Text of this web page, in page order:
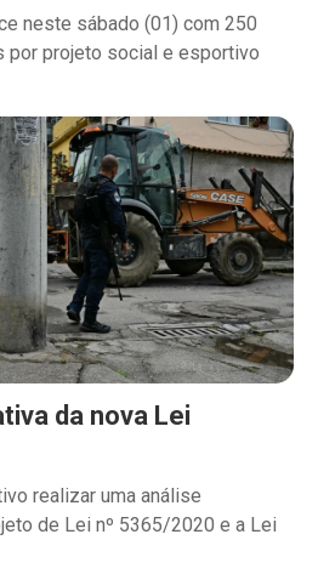
neste sábado (01) com 250
por projeto social e esportivo
da nova Lei
realizar uma análise
de Lei nº 5365/2020 e a Lei